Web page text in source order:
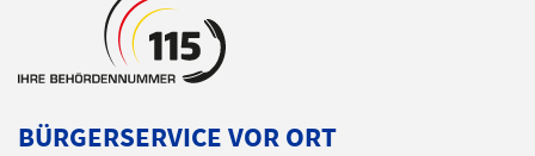
BÜRGERSERVICE VOR ORT